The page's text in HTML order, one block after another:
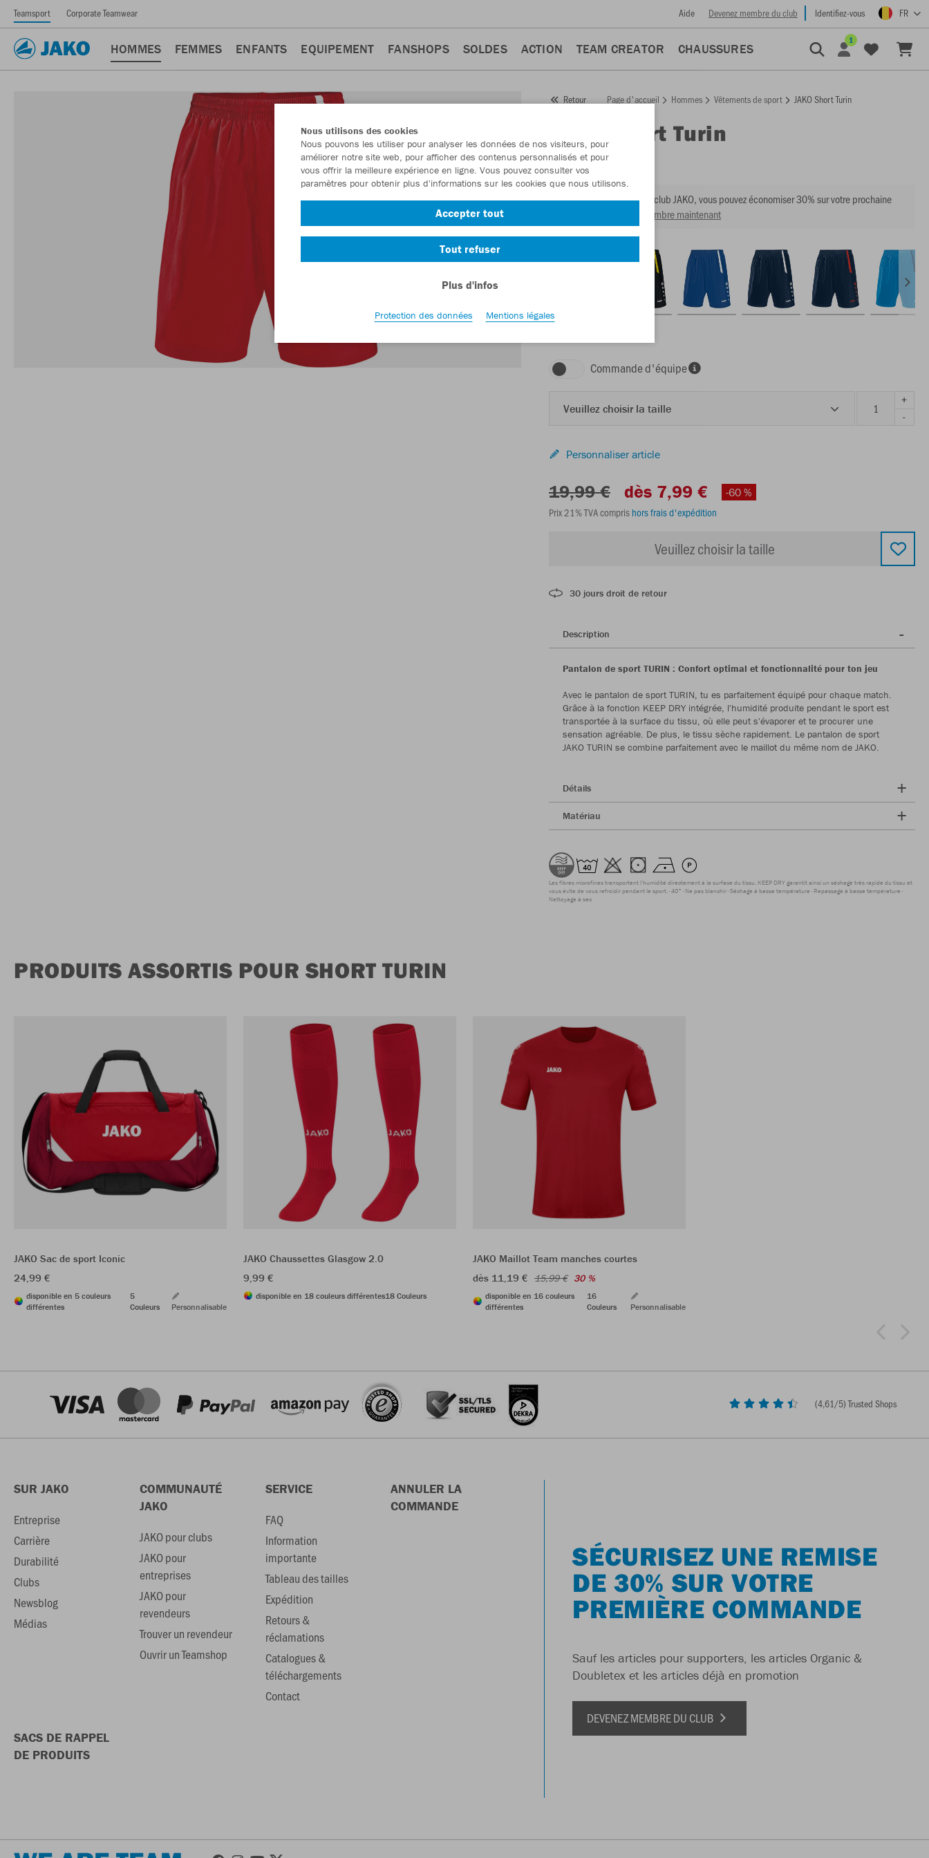
Teamsport Corporate Teamwear Aide Devenez membre du club Identifiez-vous FR
HOMMES FEMMES ENFANTS EQUIPEMENT FANSHOPS SOLDES ACTION TEAM CREATOR CHAUSSURES
1
Retour Page d'accueil Hommes Vêtements de sport JAKO Short Turin
Short Turin
Numéro d’article:
En tant que membre du club JAKO, vous pouvez économiser 30% sur votre prochaine
Devenir membre maintenant
Commande d'équipe
Veuillez choisir la taille
+
-
Personnaliser article
19,99 € dès 7,99 €
-60 %
Prix 21% TVA compris hors frais d'expédition
Veuillez choisir la taille
30 jours droit de retour
Description
Pantalon de sport TURIN : Confort optimal et fonctionnalité pour ton jeu
Avec le pantalon de sport TURIN, tu es parfaitement équipé pour chaque match.
Grâce à la fonction KEEP DRY intégrée, l'humidité produite pendant le sport est
transportée à la surface du tissu, où elle peut s'évaporer et te procurer une
sensation agréable. De plus, le tissu sèche rapidement. Le pantalon de sport
JAKO TURIN se combine parfaitement avec le maillot du même nom de JAKO.
Détails
Matériau
Les fibres microfines transportent l'humidité directement à la surface du tissu. KEEP DRY garantit ainsi un séchage très rapide du tissu et
vous évite de vous refroidir pendant le sport. 40° Ne pas blanchir Séchage à basse température Repassage à basse température
Nettoyage à sec
PRODUITS ASSORTIS POUR SHORT TURIN
JAKO Sac de sport Iconic
24,99 €
disponible en 5 couleurs
différentes
5
Couleurs
Personnalisable
JAKO Chaussettes Glasgow 2.0
9,99 €
disponible en 18 couleurs différentes18 Couleurs
JAKO Maillot Team manches courtes
dès 11,19 € 15,99 € 30 %
disponible en 16 couleurs
différentes
16
Couleurs
Personnalisable
(4,61/5) Trusted Shops
SUR JAKO
Entreprise
Carrière
Durabilité
Clubs
Newsblog
Médias
COMMUNAUTÉ
JAKO
JAKO pour clubs
JAKO pour
entreprises
JAKO pour
revendeurs
Trouver un revendeur
Ouvrir un Teamshop
SERVICE
FAQ
Information
importante
Tableau des tailles
Expédition
Retours &
réclamations
Catalogues &
téléchargements
Contact
ANNULER LA
COMMANDE
SACS DE RAPPEL
DE PRODUITS
SÉCURISEZ UNE REMISE
DE 30% SUR VOTRE
PREMIÈRE COMMANDE
Sauf les articles pour supporters, les articles Organic &
Doubletex et les articles déjà en promotion
DEVENEZ MEMBRE DU CLUB
Nous utilisons des cookies
Nous pouvons les utiliser pour analyser les données de nos visiteurs, pour
améliorer notre site web, pour afficher des contenus personnalisés et pour
vous offrir la meilleure expérience en ligne. Vous pouvez consulter vos
paramètres pour obtenir plus d'informations sur les cookies que nous utilisons.
Accepter tout
Tout refuser
Plus d'infos
Protection des données Mentions légales